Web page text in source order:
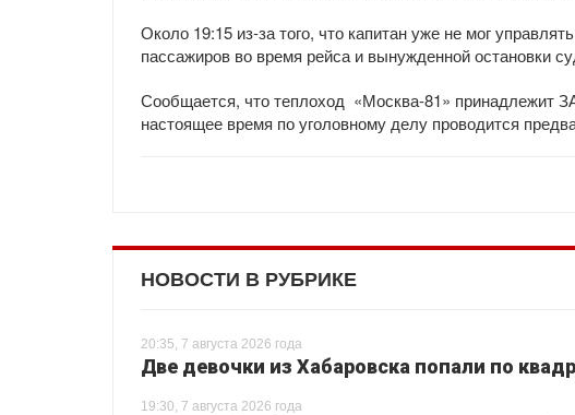
Около 19:15 из-за того, что капитан уже не мог
пассажиров во время рейса и вынужденной остановки
Сообщается, что теплоход «Москва-81» принадлежит
настоящее время по уголовному делу проводится
НОВОСТИ В РУБРИКЕ
20:35, 7 августа 2026 года
Две девочки из Хабаровска попали по
19:30, 7 августа 2026 года